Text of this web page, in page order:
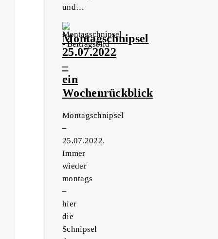
und…
Montagschnipsel
25.07.2022
–
ein
Wochenrückblick
Montagschnipsel
–
25.07.2022.
Immer
wieder
montags
–
hier
die
Schnipsel